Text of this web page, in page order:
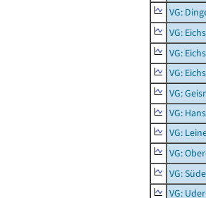
VG:
VG:
VG:
VG:
VG:
VG:
VG:
VG:
VG:
VG: Uder